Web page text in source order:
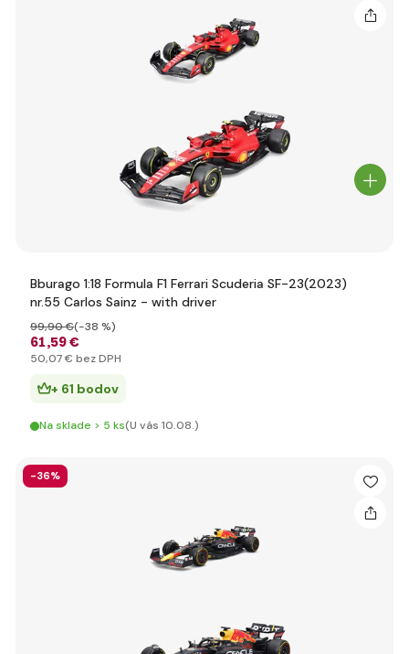
Bburago 1:18 Formula F1 Ferrari Scuderia SF-23(2023)
nr.55 Carlos Sainz - with driver
61,59 €
99,90 €(-38 %)
50,07 € bez DPH
+ 61 bodov
Na sklade > 5 ks(U vás 10.08.)
-36%